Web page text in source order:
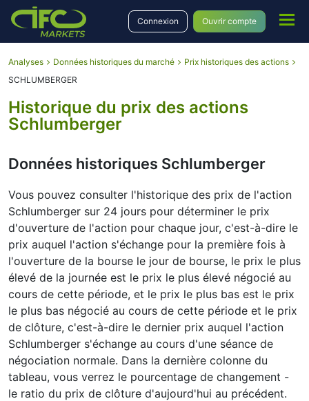
Connexion Ouvrir compte
Analyses Données historiques du marché
Prix historiques des actions
SCHLUMBERGER
Historique du prix des actions
Schlumberger
Données historiques Schlumberger
Vous pouvez consulter l'historique des prix de l'action
Schlumberger sur 24 jours pour déterminer le prix
d'ouverture de l'action pour chaque jour, c'est-à-dire le
prix auquel l'action s'échange pour la première fois à
l'ouverture de la bourse le jour de bourse, le prix le plus
élevé de la journée est le prix le plus élevé négocié au
cours de cette période, et le prix le plus bas est le prix
le plus bas négocié au cours de cette période et le prix
de clôture, c'est-à-dire le dernier prix auquel l'action
Schlumberger s'échange au cours d'une séance de
négociation normale. Dans la dernière colonne du
tableau, vous verrez le pourcentage de changement -
le ratio du prix de clôture d'aujourd'hui au précédent.